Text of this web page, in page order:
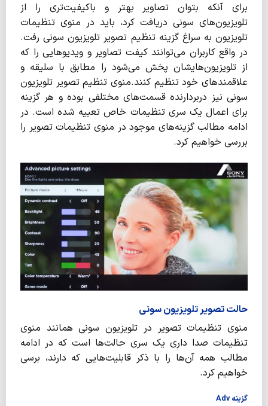
برای آنکه بتوان تصاویر بهتر و باکیفیت‌تری را از
تلویزیون‌های سونی دریافت کرد، باید در منوی تنظیمات
تلویزیون به سراغ گزینه تنظیم تصویر تلویزیون سونی رفت.
در واقع کاربران می‌توانند کیفت تصاویر و ویدیوهایی را که
از تلویزیون‌هایشان پخش می‌شود را مطابق با سلیقه و
علاقمندهای خود تنظیم کنند.منوی تنظیم تصویر تلویزیون
سونی نیز دربردارنده قسمت‌های مختلفی بوده و هر گزینه
برای اعمال یک سری تنظیمات خاص تعبیه شده است. در
ادامه مطالب گزینه‌های موجود در منوی تنظیمات تصویر را
بررسی خواهیم کرد.
حالت تصویر تلویزیون سونی
منوی تنظیمات تصویر در تلویزیون سونی همانند منوی
تنظیمات صدا داری یک‌ سری حالت‌ها است که در ادامه
مطالب همه آن‌ها را با ذکر قابلیت‌‌هایی که دارند، برسی
خواهیم کرد.
گزینه Adv